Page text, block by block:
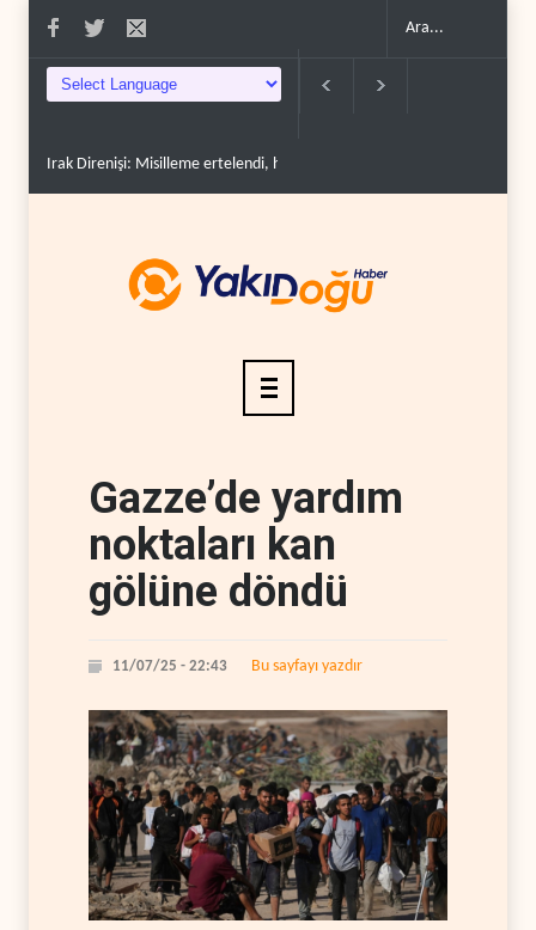
Irak Direnişi: Misilleme ertelendi, hesap kapanmadı..
Gazze’de yardım
noktaları kan
gölüne döndü
11/07/25 - 22:43 Bu sayfayı yazdır